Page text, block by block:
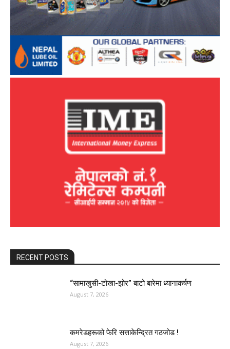
RECENT POSTS
“सामाखुसी-टोखा-झोर” बाटो बारेमा ध्यानाकर्षण
August 7, 2026
कमरेडहरूको फेरि सत्ताकेन्द्रित गठजोड !
August 7, 2026